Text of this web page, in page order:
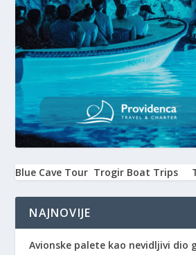
Blue Cave Tour Trogir Boat Trips
NAJNOVIJE
Avionske palete kao nevidljivi dio